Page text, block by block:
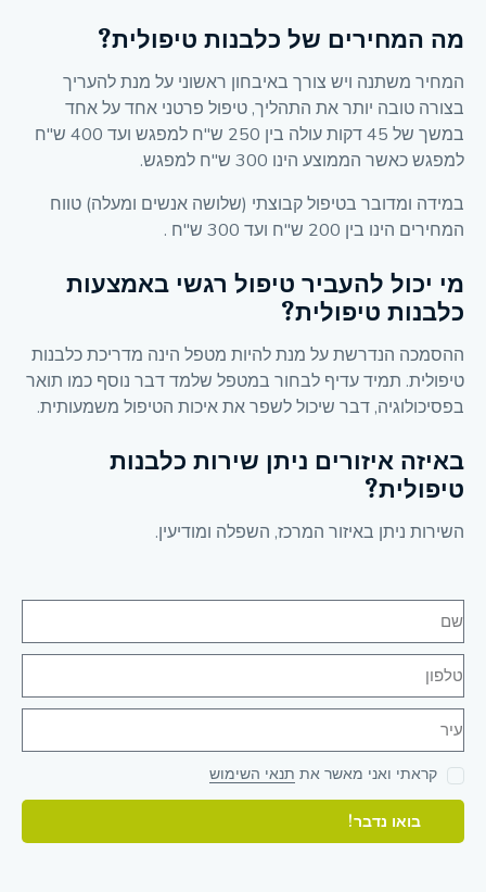
מה המחירים של כלבנות טיפולית?
המחיר משתנה ויש צורך באיבחון ראשוני על מנת להעריך
בצורה טובה יותר את התהליך, טיפול פרטני אחד על אחד
במשך של 45 דקות עולה בין 250 ש"ח למפגש ועד 400 ש"ח
למפגש כאשר הממוצע הינו 300 ש"ח למפגש.
במידה ומדובר בטיפול קבוצתי (שלושה אנשים ומעלה) טווח
המחירים הינו בין 200 ש"ח ועד 300 ש"ח .
מי יכול להעביר טיפול רגשי באמצעות
כלבנות טיפולית?
ההסמכה הנדרשת על מנת להיות מטפל הינה מדריכת כלבנות
טיפולית. תמיד עדיף לבחור במטפל שלמד דבר נוסף כמו תואר
בפסיכולוגיה, דבר שיכול לשפר את איכות הטיפול משמעותית.
באיזה איזורים ניתן שירות כלבנות
טיפולית?
השירות ניתן באיזור המרכז, השפלה ומודיעין.
קראתי ואני מאשר את תנאי השימוש
בואו נדבר!